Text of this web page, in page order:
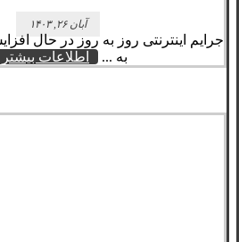
آبان ۲۶, ۱۴۰۳
جرایم اینترنتی روز به روز در حال
به ...
اطلاعات بیشتر